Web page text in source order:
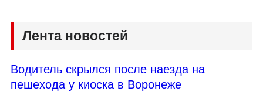
Лента новостей
Водитель скрылся после наезда на
пешехода у киоска в Воронеже